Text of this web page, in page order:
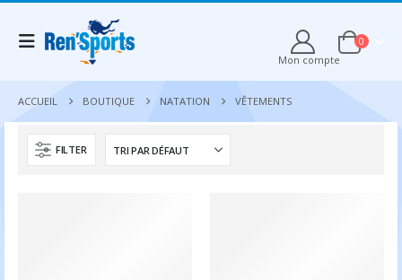
Mon compte
0
ACCUEIL BOUTIQUE NATATION VÊTEMENTS
FILTER